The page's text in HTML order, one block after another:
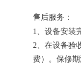
售后服务：
1、设备安装
2、在设备验
费）。保修